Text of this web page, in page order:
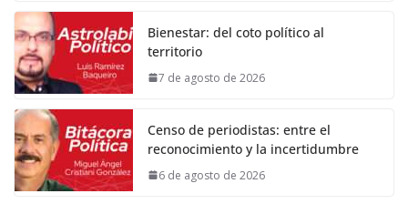
Bienestar: del coto político al
territorio
7 de agosto de 2026
Censo de periodistas: entre el
reconocimiento y la incertidumbre
6 de agosto de 2026